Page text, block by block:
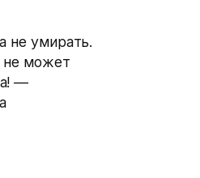
не умирать.
не может
—